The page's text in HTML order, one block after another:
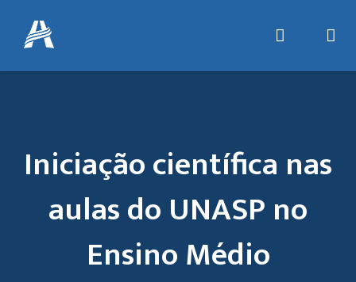
Iniciação científica nas
aulas do UNASP no
Ensino Médio